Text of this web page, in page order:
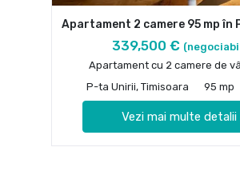
Apartament 2 camere 95 mp în
339,500 €
Apartament cu 2 camere de
P-ta Unirii, Timisoara
95 mp
Vezi mai multe detalii